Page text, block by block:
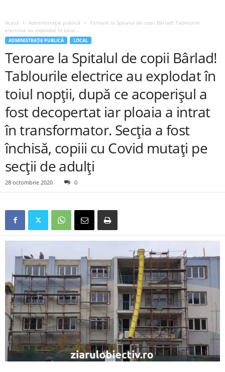
Acasă Administrație publică
Teroare la Spitalul de copii Bârlad! Tablourile
electrice au explodat în toiul...
ADMINISTRAȚIE PUBLICĂ LOCAL
Teroare la Spitalul de copii Bârlad!
Tablourile electrice au explodat în
toiul nopții, după ce acoperișul a
fost decopertat iar ploaia a intrat
în transformator. Secția a fost
închisă, copiii cu Covid mutați pe
secții de adulți
28 octombrie 2020 0